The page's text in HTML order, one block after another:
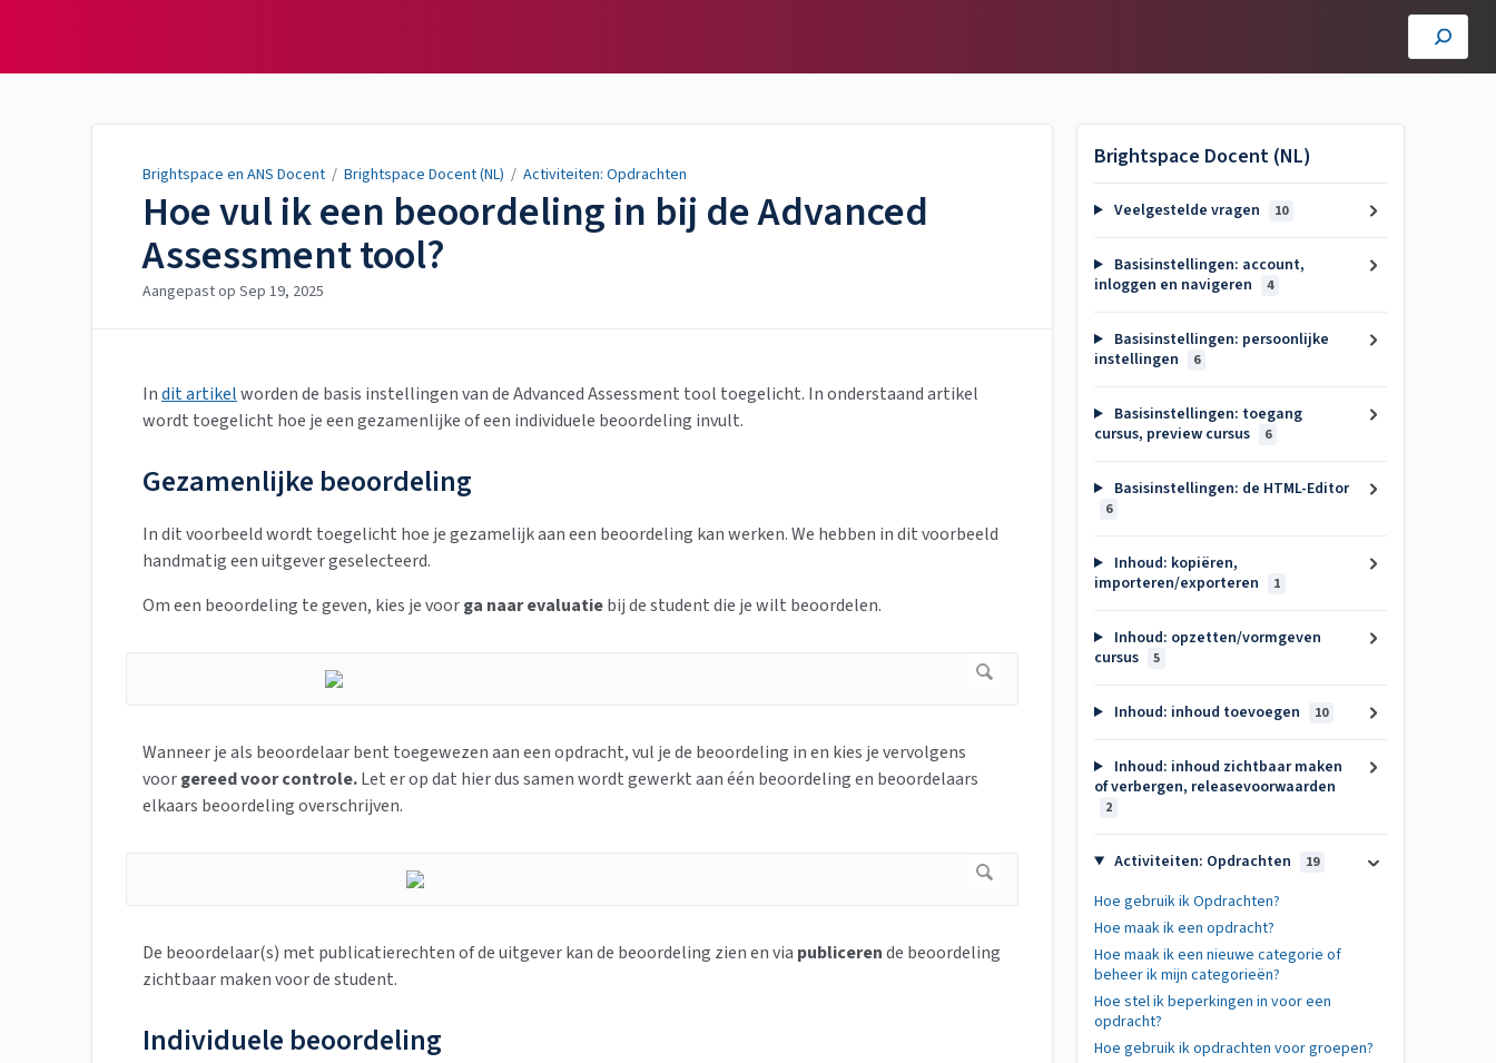
Brightspace en ANS Docent / Brightspace Docent (NL) / Activiteiten: Opdrachten
Hoe vul ik een beoordeling in bij de Advanced
Assessment tool?
Aangepast op Sep 19, 2025
Indit artikelworden de basis instellingen van de Advanced Assessment tool toegelicht. In onderstaand artikel
wordt toegelicht hoe je een gezamenlijke of een individuele beoordeling invult.
Gezamenlijke beoordeling
In dit voorbeeld wordt toegelicht hoe je gezamelijk aan een beoordeling kan werken. We hebben in dit voorbeeld
handmatig een uitgever geselecteerd.
Om een beoordeling te geven, kies je voorga naar evaluatiebij de student die je wilt beoordelen.
Wanneer je als beoordelaar bent toegewezen aan een opdracht, vul je de beoordeling in en kies je vervolgens
voorgereed voor controle.Let er op dat hier dus samen wordt gewerkt aan één beoordeling en beoordelaars
elkaars beoordeling overschrijven.
De beoordelaar(s) met publicatierechten of de uitgever kan de beoordeling zien en via publicerende beoordeling
zichtbaar maken voor de student.
Individuele beoordeling
Brightspace Docent (NL)
Veelgestelde vragen 10
Basisinstellingen: account,
inloggen en navigeren
4
Basisinstellingen: persoonlijke
instellingen
6
Basisinstellingen: toegang
cursus, preview cursus
6
Basisinstellingen: de HTML-Editor
6
Inhoud: kopiëren,
importeren/exporteren
1
Inhoud: opzetten/vormgeven
cursus
5
Inhoud: inhoud toevoegen 10
Inhoud: inhoud zichtbaar maken
of verbergen, releasevoorwaarden
2
Activiteiten: Opdrachten 19
Hoe gebruik ik Opdrachten?
Hoe maak ik een opdracht?
Hoe maak ik een nieuwe categorie of
beheer ik mijn categorieën?
Hoe stel ik beperkingen in voor een
opdracht?
Hoe gebruik ik opdrachten voor groepen?